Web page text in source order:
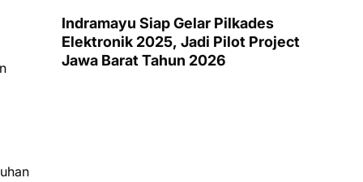
Indramayu Siap Gelar Pilkades
Elektronik 2025, Jadi Pilot Project
Jawa Barat Tahun 2026